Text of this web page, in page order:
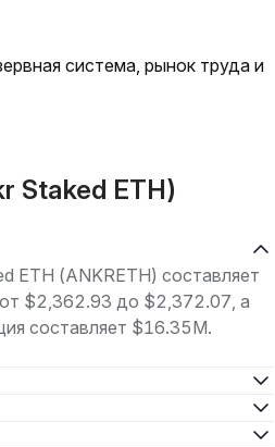
система, рынок труда и
Staked ETH)
ETH (ANKRETH) составляет
$2,362.93 до $2,372.07, а
составляет $16.35M.